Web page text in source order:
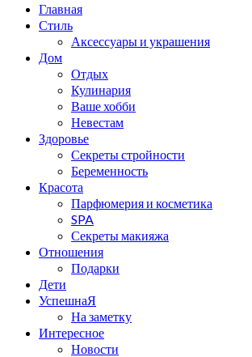
Главная
Стиль
Аксессуары и украшения
Дом
Отдых
Кулинария
Ваше хобби
Невестам
Здоровье
Секреты стройности
Беременность
Красота
Парфюмерия и косметика
SPA
Секреты макияжа
Отношения
Подарки
Дети
УспешнаЯ
На заметку
Интересное
Новости